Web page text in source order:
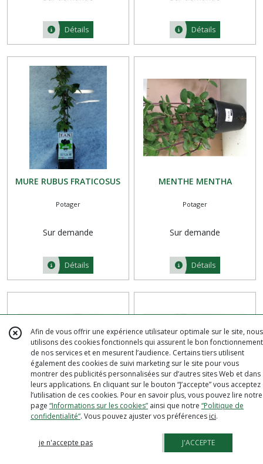
Détails Détails
MURE RUBUS FRATICOSUS
Potager
Sur demande
Détails
MENTHE MENTHA
Potager
Sur demande
Détails
ROMARIN ROSMARINUS
Potager
SAUGE SALVIA OFFICINALIS
Potager
Afin de vous offrir une expérience utilisateur optimale sur le site, nous
utilisons des cookies fonctionnels qui assurent le bon fonctionnement
de nos services et en mesurent l’audience. Certains tiers utilisent
également des cookies de suivi marketing sur le site pour vous
montrer des publicités personnalisées sur d’autres sites Web et dans
leurs applications. En cliquant sur le bouton “J’accepte” vous acceptez
l’utilisation de ces cookies. Pour en savoir plus, vous pouvez lire notre
page “Informations sur les cookies” ainsi que notre “Politique de
confidentialité“. Vous pouvez ajuster vos préférences ici.
je n'accepte pas J'ACCEPTE